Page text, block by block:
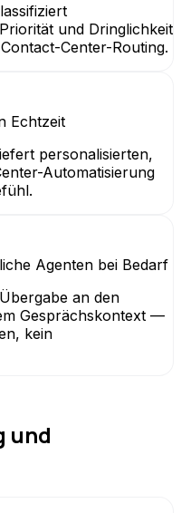
und Dringlichkeit
Center-Routing.
Echtzeit
personalisierten,
Automatisierung
Agenten bei Bedarf
an den
Gesprächskontext —
kein
und